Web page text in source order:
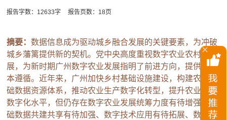
报告字数：12633字 报告页数：18页
摘要：数据信息成为驱动城乡融合发展的关键要素，为冲破
城乡藩篱提供新的契机。党中央高度重视数字农业农村发
展，为新时期广州数字农业发展指明了前进方向，提供了根
本遵循。近年来，广州加快乡村基础设施建设，构建农业基
础数据资源体系，推动农业生产数字化转型，提升农业经营
数字化水平，但仍存在数字农业发展统筹力度有待增强、基
础数据共建共享有待加强、数字技术应用有待拓展、数字化